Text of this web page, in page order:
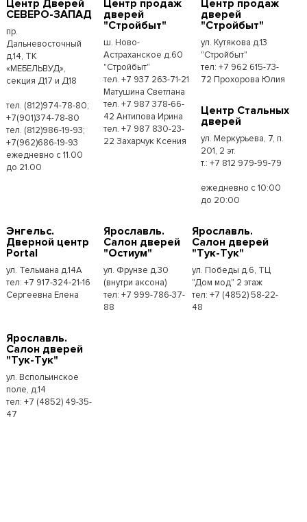
Центр Дверей
СЕВЕРО-ЗАПАД
пр.
Дальневосточный
д.14, ТК
«МЕБЕЛЬВУД»,
секция Д17 и Д18
тел. (812)974-78-80;
+7(901)374-78-80
тел. (812)986-19-93;
+7(962)686-19-93
ежедневно с 11.00
до 21.00
Центр продаж
дверей
"Стройбыт"
ш. Ново-
Астраханское д.60
"Стройбыт"
тел. +7 937 263-71-21
Матушина Светлана
тел. +7 987 378-66-
42 Антипова Ирина
тел. +7 987 830-23-
22 Захарчук Ксения
Центр продаж
дверей
"Стройбыт"
ул. Кутякова д.13
"Стройбыт"
тел: +7 962 615-73-
72 Прохорова Юлия
Центр Стальных
дверей
ул. Меркурьева, 7, п.
201, 2 эт.
т.: +7 812 979-99-79
ежедневно с 10:00
до 20:00
Энгельс.
Дверной центр
Portal
ул. Тельмана д.14А
тел: +7 917-324-21-16
Сергеевна Елена
Ярославль.
Салон дверей
"Остиум"
ул. Фрунзе д.30
(внутри аксона)
тел: +7 999-786-37-
88
Ярославль.
Салон дверей
"Тук-Тук"
ул. Победы д.6, ТЦ
"Дом мод" 2 этаж
тел: +7 (4852) 58-22-
48
Ярославль.
Салон дверей
"Тук-Тук"
ул. Вспольинское
поле, д.14
тел: +7 (4852) 49-35-
47